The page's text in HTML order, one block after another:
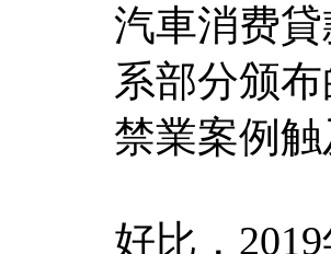
汽車消费
系部分颁
禁業案例
好比，